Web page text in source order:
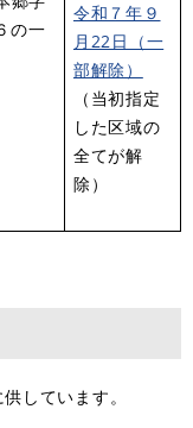
の一
令和７年９
月22日（一
部解除）
（当初指定
した区域の
全てが解
除）
しています。